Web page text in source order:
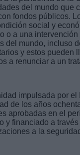
del mundo que
fondos públicos.
social y
o a una
del mundo, incluso
y estos pueden
a renunciar a un
impulsada por
de los años
aprobadas en el
y financiado a
a la